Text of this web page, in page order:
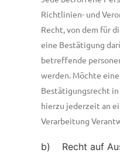
Richtlinien- und
Recht, von dem für
eine Bestätigung
betreffende
werden. Möchte
Bestätigungsrecht in
hierzu jederzeit an
Verarbeitung
b) Recht auf